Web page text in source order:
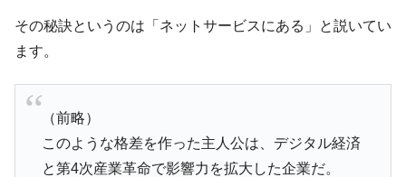
ャンペーン」⇒ あの名物教授も登場！
ぎ」では。
『Money1』
韓国鉄鋼最大手『POSCO』ズブズブ沈む。
営業利益80.2％も減少
その秘訣というのは「ネットサービスにある」と説いてい
ます。
（前略）
このような格差を作った主人公は、デジタル経済
と第4次産業革命で影響力を拡大した企業だ。